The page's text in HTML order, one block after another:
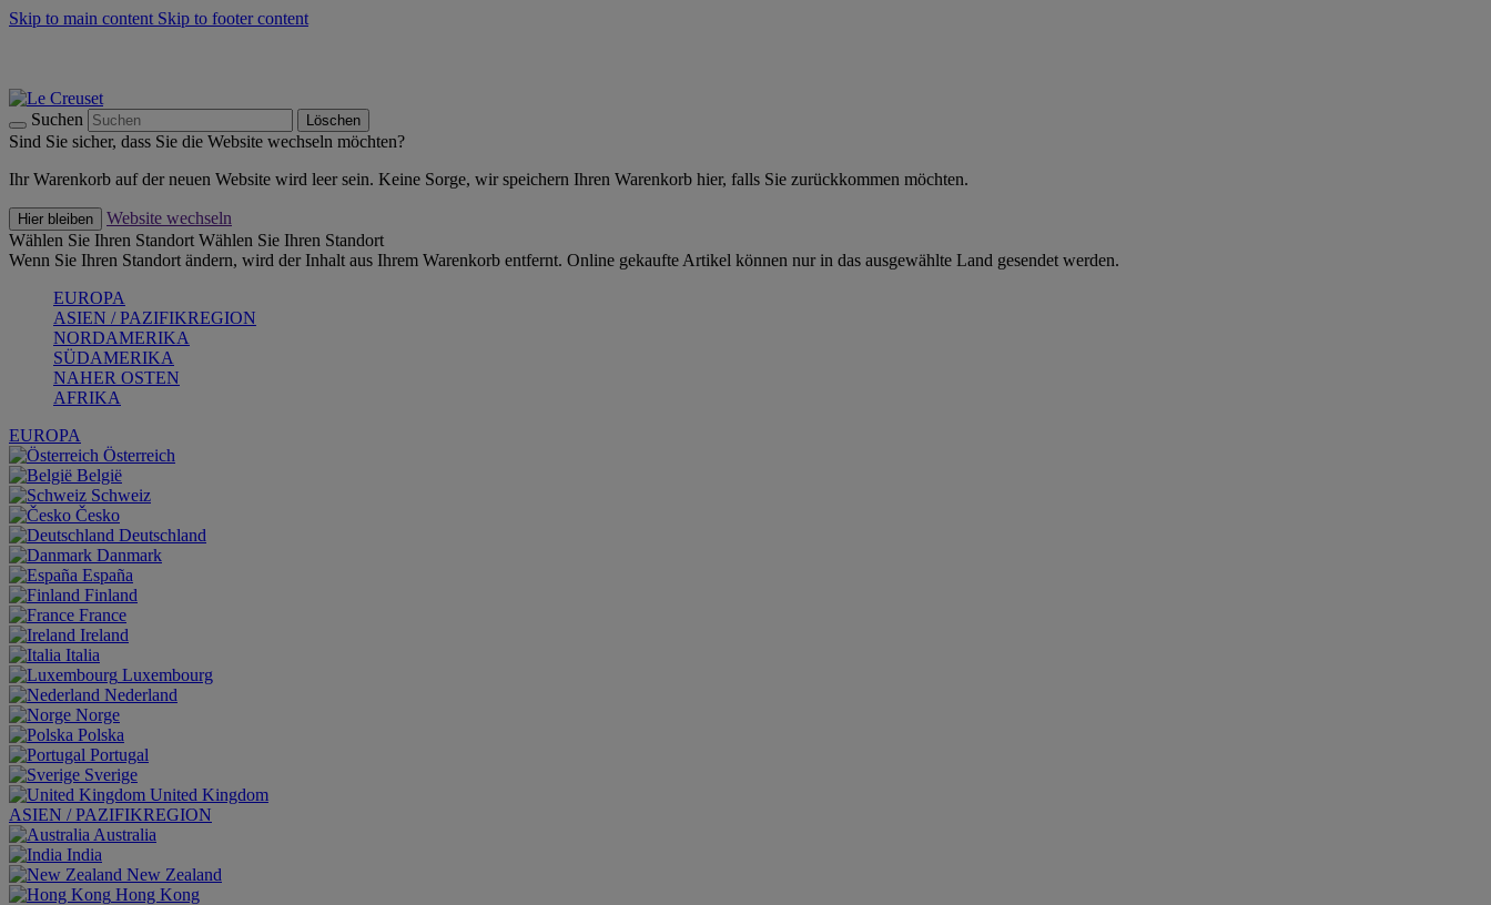
Skip to main content Skip to footer content
Suchen Löschen
Sind Sie sicher, dass Sie die Website wechseln möchten?
Ihr Warenkorb auf der neuen Website wird leer sein. Keine Sorge, wir speichern Ihren Warenkorb hier, falls Sie zurückkommen möchten.
Hier bleiben
Website wechseln
Wählen Sie Ihren Standort Wählen Sie Ihren Standort
Wenn Sie Ihren Standort ändern, wird der Inhalt aus Ihrem Warenkorb entfernt. Online gekaufte Artikel können nur in das ausgewählte Land gesendet werden.
EUROPA
ASIEN / PAZIFIKREGION
NORDAMERIKA
SÜDAMERIKA
NAHER OSTEN
AFRIKA
EUROPA
Österreich
België
Schweiz
Česko
Deutschland
Danmark
España
Finland
France
Ireland
Italia
Luxembourg
Nederland
Norge
Polska
Portugal
Sverige
United Kingdom
ASIEN / PAZIFIKREGION
Australia
India
New Zealand
Hong Kong